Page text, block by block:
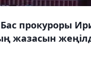
прокуроры
жазасын